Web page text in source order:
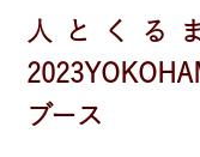
人とくる
ブース